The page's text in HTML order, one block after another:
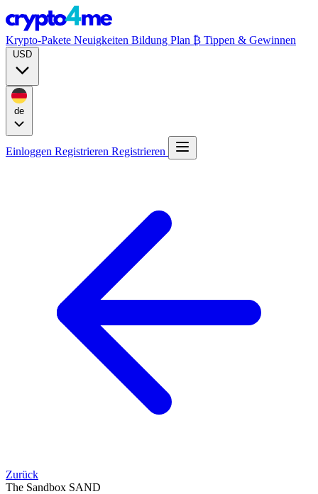
Krypto-Pakete Neuigkeiten Bildung Plan ₿ Tippen & Gewinnen
Einloggen Registrieren Registrieren
Zurück
The Sandbox SAND